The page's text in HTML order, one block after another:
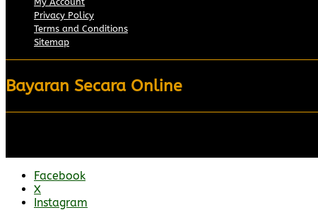
Privacy Policy
Terms and Conditions
Sitemap
Bayaran Secara Online
Facebook
X
Instagram